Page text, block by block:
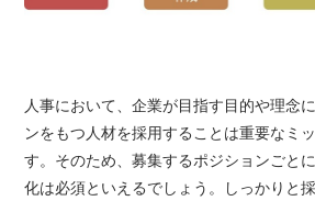
人事において、企業が目指す目的や理念
ンをもつ人材を採用することは重要なミ
す。そのため、募集するポジションごと
化は必須といえるでしょう。しっかりと